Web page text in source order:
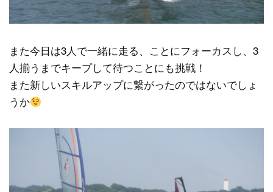
また今日は3人で一緒に走る、ことにフォーカスし、3
人揃うまでキープして待つことにも挑戦！
また新しいスキルアップに繋がったのではないでしょ
うか